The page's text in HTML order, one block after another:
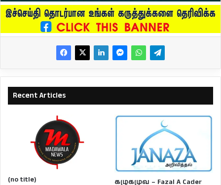
Recent Articles
(no title)
கழுகமுவ – Fazal A Cader